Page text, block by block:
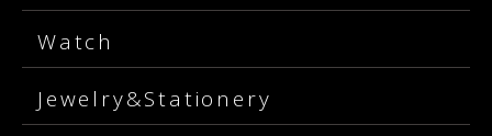
Watch
Jewelry&Stationery